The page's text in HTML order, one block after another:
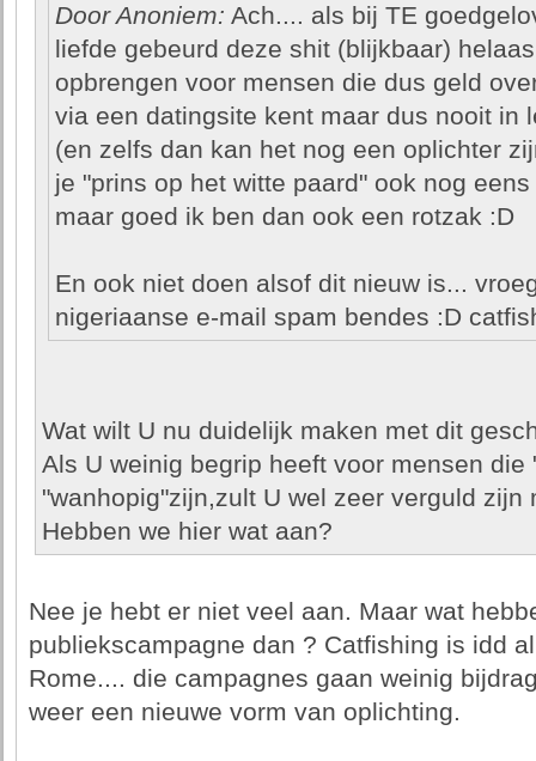
Door Anoniem: Ach.... als bij TE
liefde gebeurd deze shit (blijkbaar)
opbrengen voor mensen die dus geld
via een datingsite kent maar dus nooit in
(en zelfs dan kan het nog een oplichter
je "prins op het witte paard" ook nog
maar goed ik ben dan ook een rotzak :D
En ook niet doen alsof dit nieuw is...
nigeriaanse e-mail spam bendes :D
Wat wilt U nu duidelijk maken met dit
Als U weinig begrip heeft voor mensen
"wanhopig"zijn,zult U wel zeer verguld zijn
Hebben we hier wat aan?
Nee je hebt er niet veel aan. Maar wat
publiekscampagne dan ? Catfishing is idd
Rome.... die campagnes gaan weinig
weer een nieuwe vorm van oplichting.